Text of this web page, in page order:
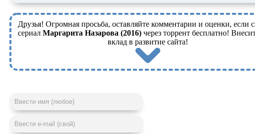
Друзья! Огромная просьба, оставляйте комментарии и оценки, если
сериал Маргарита Назарова (2016) через торрент бесплатно!
вклад в развитие сайта!